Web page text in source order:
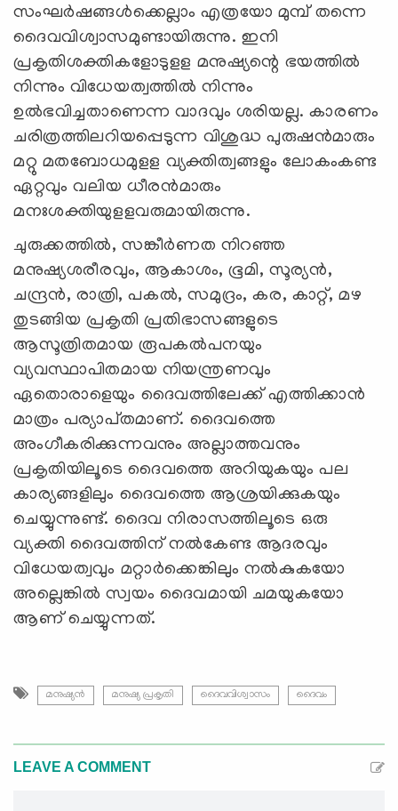
സംഘര്‍ഷങ്ങള്‍ക്കെല്ലാം എത്രയോ മുമ്പ്‌ തന്നെ
ദൈവവിശ്വാസമുണ്ടായിരുന്നു. ഇനി
പ്രകൃതിശക്തികളോടുളള മനുഷ്യന്റെ ഭയത്തില്‍
നിന്നും വിധേയത്വത്തില്‍ നിന്നും
ഉല്‍ഭവിച്ചതാണെന്ന വാദവും ശരിയല്ല. കാരണം
ചരിത്രത്തിലറിയപ്പെടുന്ന വിശുദ്ധ പുരുഷന്‍മാരും
മറ്റു മതബോധമുളള വ്യക്തിത്വങ്ങളും ലോകംകണ്ട
ഏറ്റവും വലിയ ധീരന്‍മാരും
മനഃശക്തിയുളളവരുമായിരുന്നു.
ചുരുക്കത്തില്‍, സങ്കീര്‍ണത നിറഞ്ഞ
മനുഷ്യശരീരവും, ആകാശം, ഭൂമി, സൂര്യന്‍,
ചന്ദ്രന്‍, രാത്രി, പകല്‍, സമുദ്രം, കര, കാറ്റ്‌, മഴ
തുടങ്ങിയ പ്രകൃതി പ്രതിഭാസങ്ങളുടെ
ആസൂത്രിതമായ രൂപകല്‍പനയും
വ്യവസ്ഥാപിതമായ നിയന്ത്രണവും
ഏതൊരാളെയും ദൈവത്തിലേക്ക്‌ എത്തിക്കാന്‍
മാത്രം പര്യാപ്‌തമാണ്‌. ദൈവത്തെ
അംഗീകരിക്കുന്നവനും അല്ലാത്തവനും
പ്രകൃതിയിലൂടെ ദൈവത്തെ അറിയുകയും പല
കാര്യങ്ങളിലും ദൈവത്തെ ആശ്രയിക്കുകയും
ചെയ്യുന്നുണ്ട്‌. ദൈവ നിരാസത്തിലൂടെ ഒരു
വ്യക്തി ദൈവത്തിന്‌ നല്‍കേണ്ട ആദരവും
വിധേയത്വവും മറ്റാര്‍ക്കെങ്കിലും നല്‍കുകയോ
അല്ലെങ്കില്‍ സ്വയം ദൈവമായി ചമയുകയോ
ആണ്‌ ചെയ്യുന്നത്‌.
മനുഷ്യന്‍ മനുഷ്യ പ്രകൃതി ദൈവവിശ്വാസം ദൈവം
LEAVE A COMMENT